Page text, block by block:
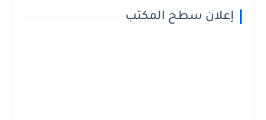
إعلان سطح المكتب